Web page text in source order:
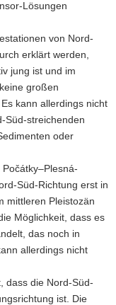
Lösungen
von Nord-
erklärt werden,
jung ist und im
großen
kann allerdings nicht
Süd-streichenden
oder
Süd-Richtung erst in
mittleren Pleistozän
Möglichkeit, dass es
das noch in
allerdings nicht
dass die Nord-Süd-
ist. Die